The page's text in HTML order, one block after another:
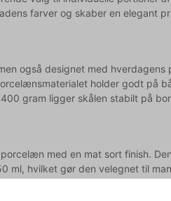
farver og skaber en elegant
også designet med
holder godt på
gram ligger skålen stabilt på
med en mat sort finish.
ml, hvilket gør den velegnet til
opvaskemaskine for nem rengøring.